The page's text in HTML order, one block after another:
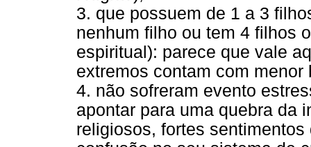
3. que possuem de 1 a 3
nenhum filho ou tem 4 filhos
espiritual): parece que vale
extremos contam com menor
4. não sofreram evento
apontar para uma quebra da
religiosos, fortes